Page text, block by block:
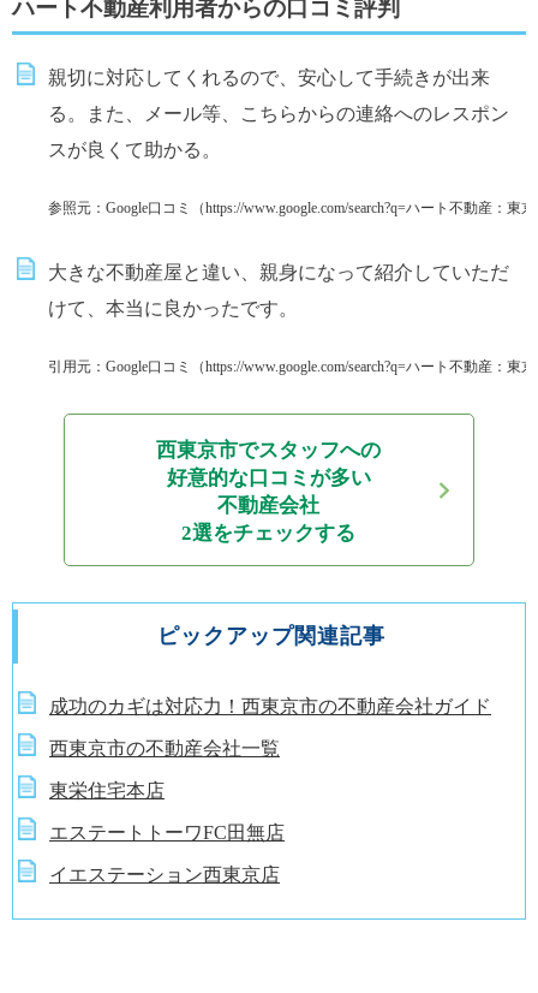
ハート不動産利用者からの口コミ評判
親切に対応してくれるので、安心して手続きが出来
る。また、メール等、こちらからの連絡へのレスポン
スが良くて助かる。
参照元：Google口コミ（https://www.google.com/search?q=ハート不動産：
大きな不動産屋と違い、親身になって紹介していただ
けて、本当に良かったです。
引用元：Google口コミ（https://www.google.com/search?q=ハート不動産：
西東京市でスタッフへの
好意的な口コミが多い
不動産会社
2選をチェックする
ピックアップ関連記事
成功のカギは対応力！西東京市の不動産会社ガイド
西東京市の不動産会社一覧
東栄住宅本店
エステートトーワFC田無店
イエステーション西東京店